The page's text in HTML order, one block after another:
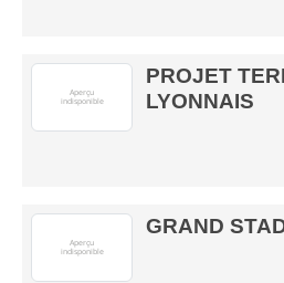
PROJET
LYONNAIS
GRAND